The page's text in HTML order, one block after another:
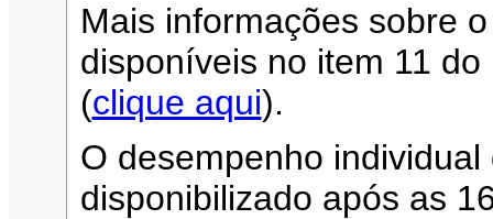
Mais informações sobre
disponíveis no item 11
(clique aqui).
O desempenho
disponibilizado após as